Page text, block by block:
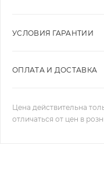
УСЛОВИЯ ГАРАНТИИ
ОПЛАТА И ДОСТАВКА
Цена действительна
отличаться от цен в